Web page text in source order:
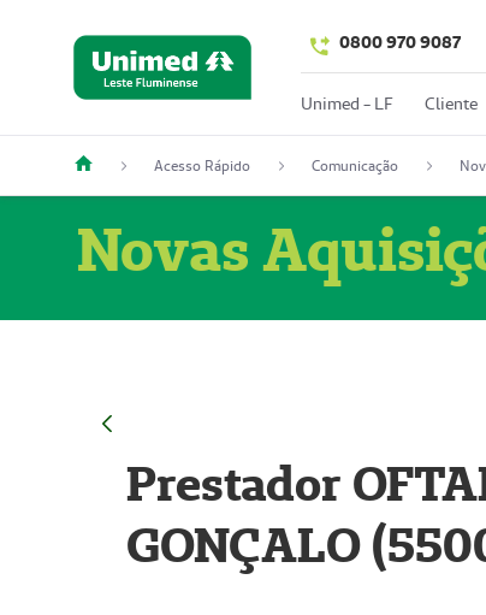
0800 970 9087
Unimed - LF Cliente
Acesso Rápido Comunicação
Novas
Prestador
GONÇALO